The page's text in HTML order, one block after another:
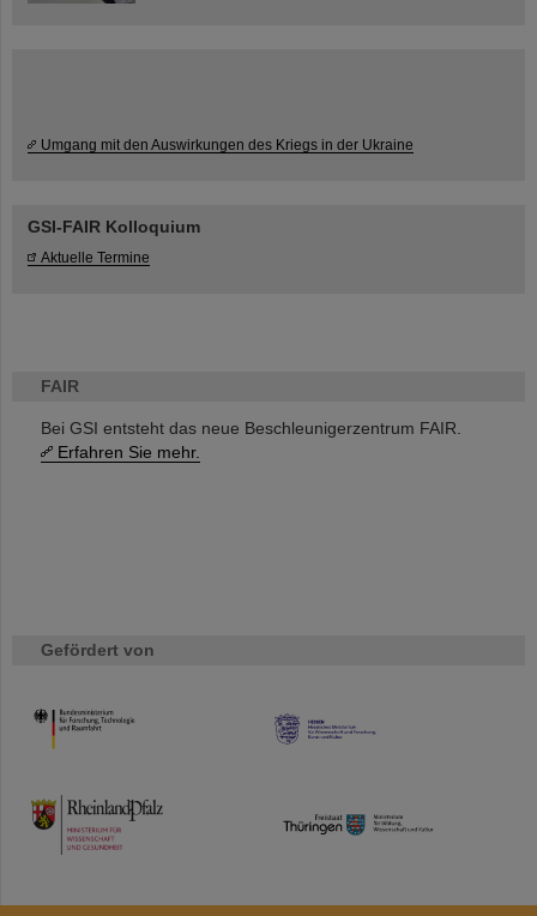
FAIR
Bei GSI entsteht das neue Beschleunigerzentrum FAIR.
Erfahren Sie mehr.
Gefördert von
HMWK
TMWWDG
Umgang mit den Auswirkungen des Kriegs in der Ukraine
GSI-FAIR Kolloquium
Aktuelle Termine